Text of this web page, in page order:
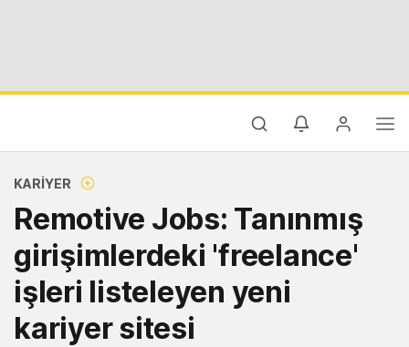
KARIYER
Remotive Jobs: Tanınmış
girişimlerdeki 'freelance'
işleri listeleyen yeni
kariyer sitesi